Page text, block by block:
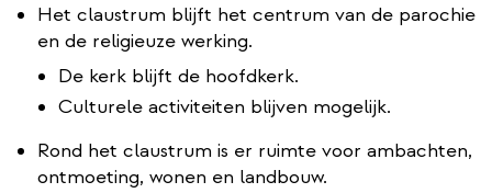
Het claustrum blijft het centrum van de parochie
en de religieuze werking.
De kerk blijft de hoofdkerk.
Culturele activiteiten blijven mogelijk.
Rond het claustrum is er ruimte voor ambachten,
ontmoeting, wonen en landbouw.